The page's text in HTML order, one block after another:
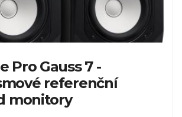
Pro Gauss 7 -
referenční
monitory